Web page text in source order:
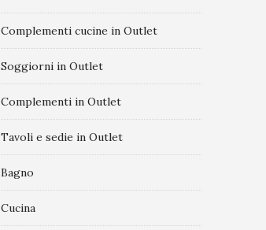
Complementi cucine in Outlet
Soggiorni in Outlet
Complementi in Outlet
Tavoli e sedie in Outlet
Bagno
Cucina